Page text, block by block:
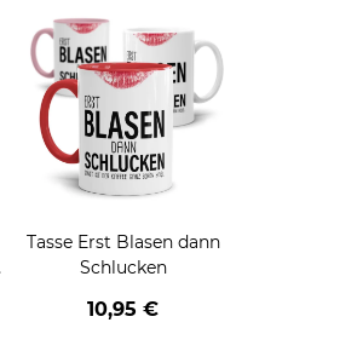
Tasse Erst Blasen dann
Schlucken
10,95 €